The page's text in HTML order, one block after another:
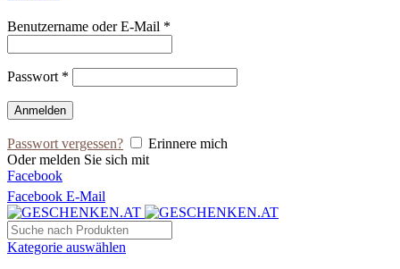
Benutzername oder E-Mail *
Passwort *
Anmelden
Passwort vergessen?
Erinnere mich
Oder melden Sie sich mit
Facebook
Facebook E-Mail
Kategorie auswählen